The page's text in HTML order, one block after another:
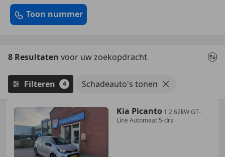
Toon nummer
8 Resultaten voor uw zoekopdracht
Filteren 4 Schadeauto's tonen
Kia Picanto 1.2 62kW GT-
Line Automaat 5-drs